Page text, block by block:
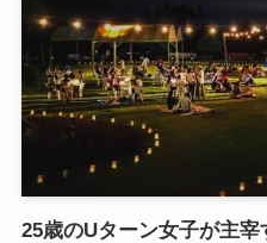
25歳のUターン女子が主